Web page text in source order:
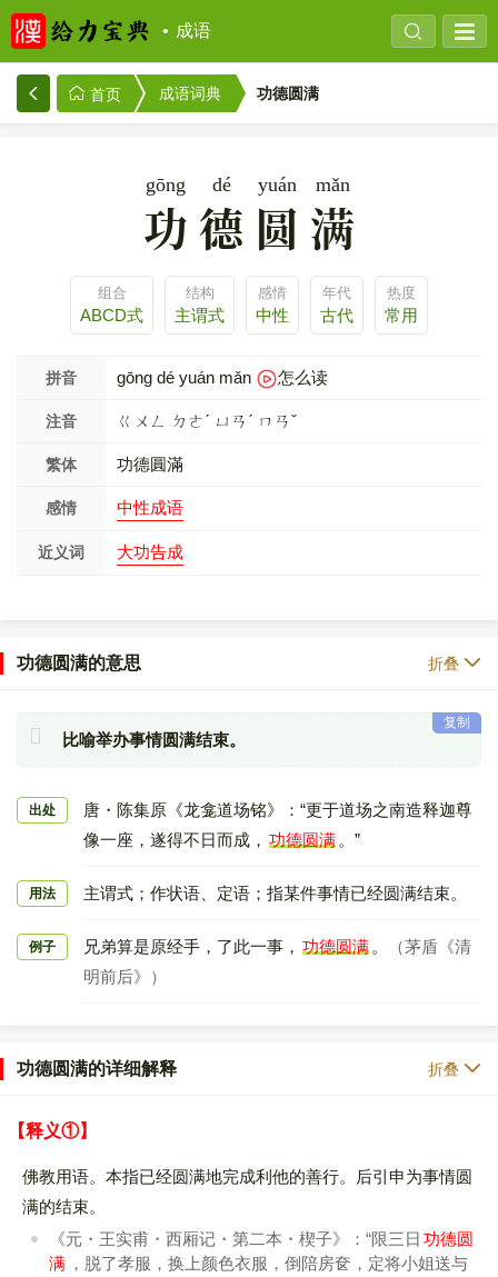
成语
首页 成语词典 功德圆满
gōng dé yuán mǎn
功德圆满
组合
ABCD式
结构
主谓式
感情
中性
年代
古代
热度
常用
拼音 gōng dé yuán mǎn 怎么读
注音 ㄍㄨㄥ ㄉㄜˊ ㄩㄢˊ ㄇㄢˇ
繁体 功德圓滿
感情 中性成语
近义词 大功告成
功德圆满的意思 折叠
比喻举办事情圆满结束。
复制
出处
唐・陈集原《龙龛道场铭》：“更于道场之南造释迦尊
像一座，遂得不日而成， 功德圆满 。”
用法 主谓式；作状语、定语；指某件事情已经圆满结束。
例子 兄弟算是原经手，了此一事， 功德圆满 。
（茅盾《清
明前后》）
功德圆满的详细解释 折叠
【释义①】
佛教用语。本指已经圆满地完成利他的善行。后引申为事情圆
满的结束。
《元・王实甫・西厢记・第二本・楔子》：“限三日 功德圆
满 ，脱了孝服，换上颜色衣服，倒陪房奁，定将小姐送与